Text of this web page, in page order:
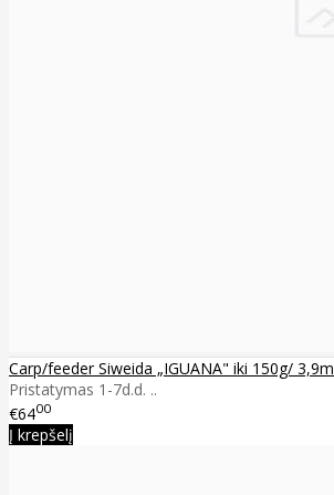
Carp/feeder Siweida „IGUANA" iki 150g/ 3,9m
Pristatymas 1-7d.d. ..
€6400
Į krepšelį